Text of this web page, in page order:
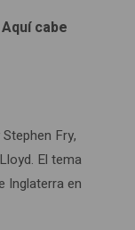
cabe
Fry,
El tema
Inglaterra en